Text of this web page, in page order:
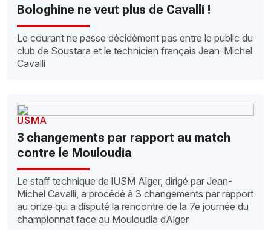
Bologhine ne veut plus de Cavalli !
Le courant ne passe décidément pas entre le public du
club de Soustara et le technicien français Jean-Michel
Cavalli
USMA
3 changements par rapport au match
contre le Mouloudia
Le staff technique de lUSM Alger, dirigé par Jean-
Michel Cavalli, a procédé à 3 changements par rapport
au onze qui a disputé la rencontre de la 7e journée du
championnat face au Mouloudia dAlger